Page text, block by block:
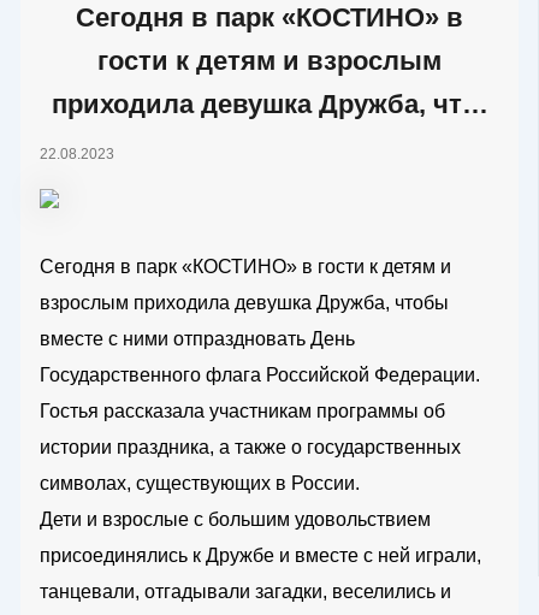
Сегодня в парк «КОСТИНО» в
гости к детям и взрослым
приходила девушка Дружба, чт…
22.08.2023
Сегодня в парк «КОСТИНО» в гости к детям и
взрослым приходила девушка Дружба, чтобы
вместе с ними отпраздновать День
Государственного флага Российской Федерации.
Гостья рассказала участникам программы об
истории праздника, а также о государственных
символах, существующих в России.
Дети и взрослые с большим удовольствием
присоединялись к Дружбе и вместе с ней играли,
танцевали, отгадывали загадки, веселились и